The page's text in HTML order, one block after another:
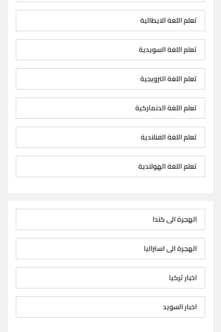
تعلم اللغة الايطالية
تعلم اللغة السويدية
تعلم اللغة النرويجية
تعلم اللغة الدنماركية
تعلم اللغة الفنلندية
تعلم اللغة الهولندية
الهجرة الى كندا
الهجرة الى استراليا
اخبار تركيا
اخبار السويد